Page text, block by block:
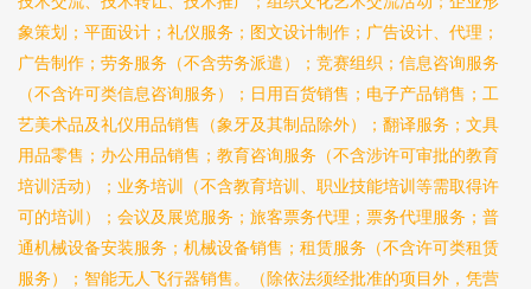
象策划；平面设计；礼仪服务；图文设计制作；广告设计、代理；
广告制作；劳务服务（不含劳务派遣）；竞赛组织；信息咨询服务
（不含许可类信息咨询服务）；日用百货销售；电子产品销售；工
艺美术品及礼仪用品销售（象牙及其制品除外）；翻译服务；文具
用品零售；办公用品销售；教育咨询服务（不含涉许可审批的教育
培训活动）；业务培训（不含教育培训、职业技能培训等需取得许
可的培训）；会议及展览服务；旅客票务代理；票务代理服务；普
通机械设备安装服务；机械设备销售；租赁服务（不含许可类租赁
服务）；智能无人飞行器销售。（除依法须经批准的项目外，凭营